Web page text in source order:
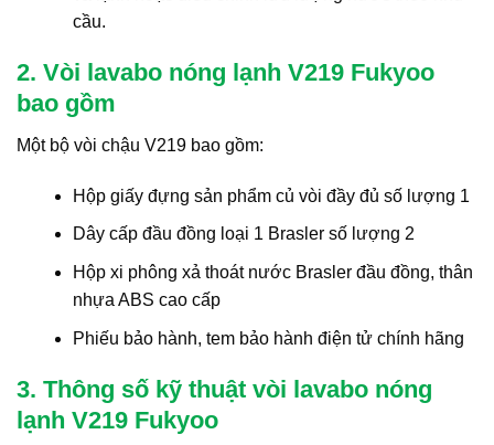
cầu.
2. Vòi lavabo nóng lạnh V219 Fukyoo
bao gồm
Một bộ vòi chậu V219 bao gồm:
Hộp giấy đựng sản phẩm củ vòi đầy đủ số lượng 1
Dây cấp đầu đồng loại 1 Brasler số lượng 2
Hộp xi phông xả thoát nước Brasler đầu đồng, thân
nhựa ABS cao cấp
Phiếu bảo hành, tem bảo hành điện tử chính hãng
3. Thông số kỹ thuật vòi lavabo nóng
lạnh V219 Fukyoo